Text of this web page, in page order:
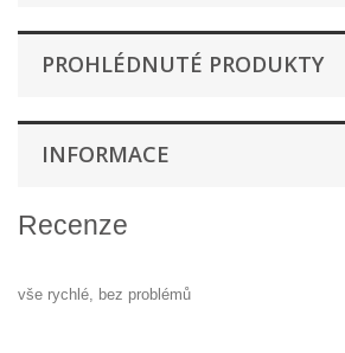
PROHLÉDNUTÉ PRODUKTY
INFORMACE
Recenze
vše rychlé, bez problémů